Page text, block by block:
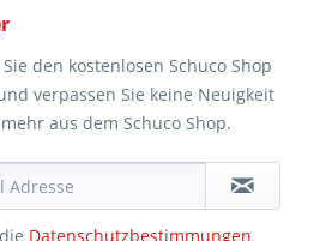
den kostenlosen Schuco Shop
verpassen Sie keine Neuigkeit
aus dem Schuco Shop.
Datenschutzbestimmungen